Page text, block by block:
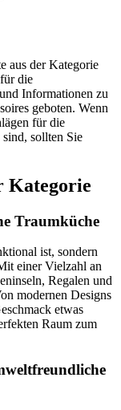
aus der Kategorie
die
Informationen zu
geboten. Wenn
für die
sollten Sie
Kategorie
Traumküche
ist, sondern
einer Vielzahl an
Regalen und
modernen Designs
etwas
Raum zum